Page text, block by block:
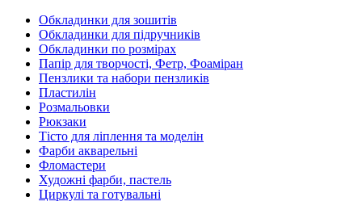
Обкладинки для зошитів
Обкладинки для підручників
Обкладинки по розмірах
Папір для творчості, Фетр, Фоаміран
Пензлики та набори пензликів
Пластилін
Розмальовки
Рюкзаки
Тісто для ліплення та моделін
Фарби акварельні
Фломастери
Художні фарби, пастель
Циркулі та готувальні